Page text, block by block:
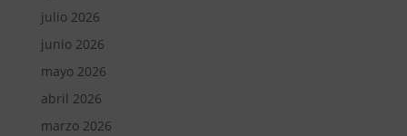
julio 2026
junio 2026
mayo 2026
abril 2026
marzo 2026